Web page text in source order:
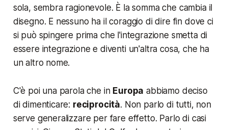
sola, sembra ragionevole. È la somma che cambia il
disegno. E nessuno ha il coraggio di dire fin dove ci
si può spingere prima che l'integrazione smetta di
essere integrazione e diventi un'altra cosa, che ha
un altro nome.
C'è poi una parola che in Europa abbiamo deciso
di dimenticare: reciprocità. Non parlo di tutti, non
serve generalizzare per fare effetto. Parlo di casi